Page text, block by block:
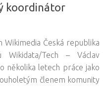
koordinátor
Wikimedia Česká republika
Wikidata/Tech – Václav
několika letech práce jako
členem komunity